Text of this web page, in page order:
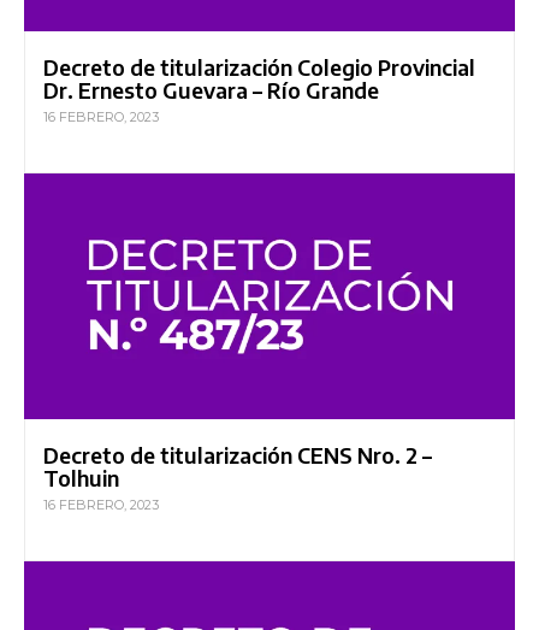
Decreto de titularización Colegio Provincial
Dr. Ernesto Guevara – Río Grande
16 FEBRERO, 2023
Decreto de titularización CENS Nro. 2 –
Tolhuin
16 FEBRERO, 2023